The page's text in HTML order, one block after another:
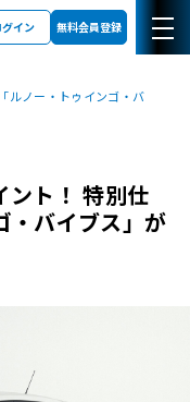
グイン 無料会員登録
ルノー・トゥインゴ・バ
ント！ 特別仕
・バイブス」が